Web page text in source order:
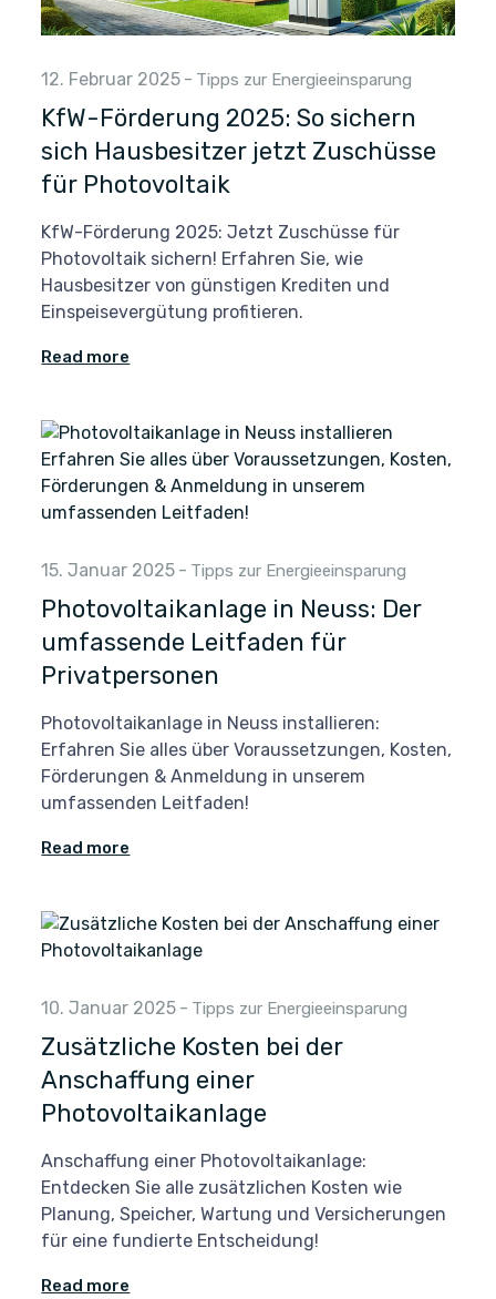
12. Februar 2025 - Tipps zur Energieeinsparung
KfW-Förderung 2025: So sichern
sich Hausbesitzer jetzt Zuschüsse
für Photovoltaik
KfW-Förderung 2025: Jetzt Zuschüsse für
Photovoltaik sichern! Erfahren Sie, wie
Hausbesitzer von günstigen Krediten und
Einspeisevergütung profitieren.
Read more
15. Januar 2025 - Tipps zur Energieeinsparung
Photovoltaikanlage in Neuss: Der
umfassende Leitfaden für
Privatpersonen
Photovoltaikanlage in Neuss installieren:
Erfahren Sie alles über Voraussetzungen, Kosten,
Förderungen & Anmeldung in unserem
umfassenden Leitfaden!
Read more
10. Januar 2025 - Tipps zur Energieeinsparung
Zusätzliche Kosten bei der
Anschaffung einer
Photovoltaikanlage
Anschaffung einer Photovoltaikanlage:
Entdecken Sie alle zusätzlichen Kosten wie
Planung, Speicher, Wartung und Versicherungen
für eine fundierte Entscheidung!
Read more